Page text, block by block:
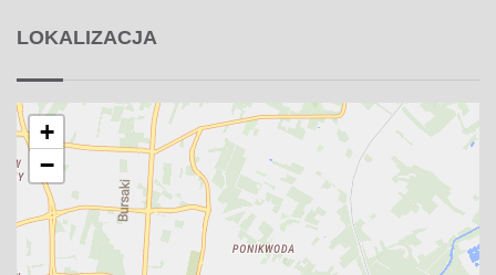
LOKALIZACJA
+
−